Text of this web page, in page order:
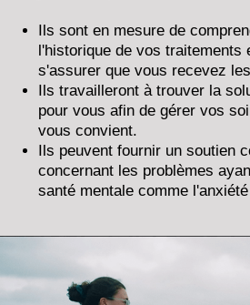
Ils sont en mesure de
l'historique de vos traitements
s'assurer que vous recevez
Ils travailleront à trouver la
pour vous afin de gérer vos
vous convient.
Ils peuvent fournir un soutien
concernant les problèmes
santé mentale comme